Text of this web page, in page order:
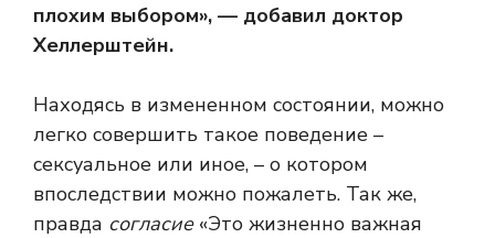
плохим выбором», — добавил доктор
Хеллерштейн.
Находясь в измененном состоянии, можно
легко совершить такое поведение –
сексуальное или иное, – о котором
впоследствии можно пожалеть. Так же,
правда согласие «Это жизненно важная